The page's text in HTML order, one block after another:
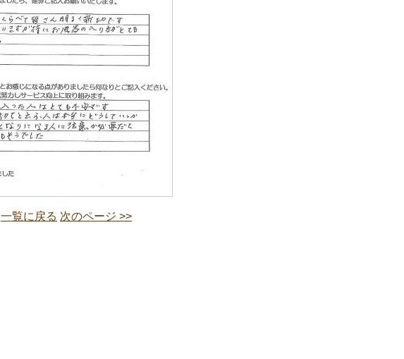
一覧に戻る 次のページ >>